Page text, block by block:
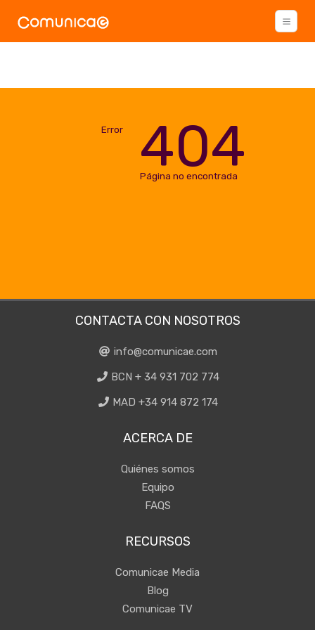
Error 404
Página no encontrada
CONTACTA CON NOSOTROS
info@comunicae.com
BCN + 34 931 702 774
MAD +34 914 872 174
ACERCA DE
Quiénes somos
Equipo
FAQS
RECURSOS
Comunicae Media
Blog
Comunicae TV